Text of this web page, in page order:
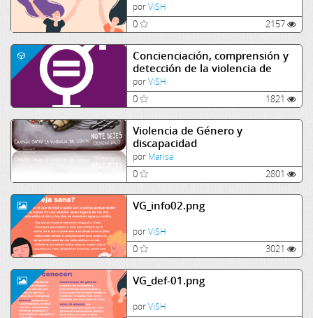
porViSH
0 2157
Concienciación, comprensión y
detección de la violencia de
género
porViSH
0 1821
Violencia de Género y
discapacidad
por Marisa
0 2801
VG_info02.png
porViSH
0 3021
VG_def-01.png
porViSH